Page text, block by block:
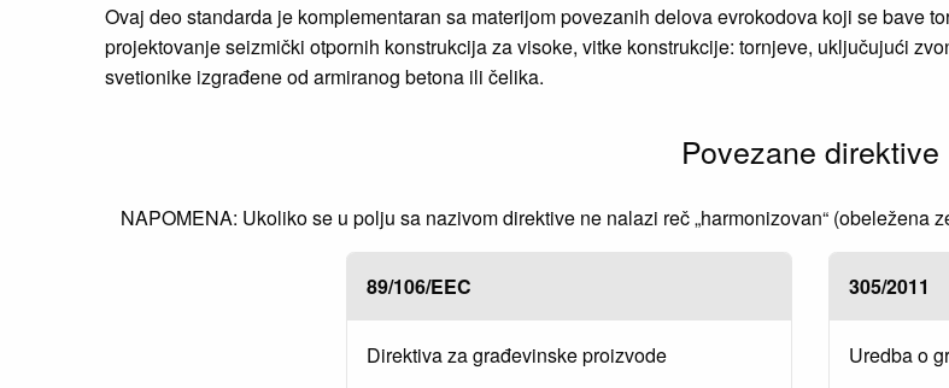
Ovaj deo standarda je komplementaran sa materijom povezanih delova evrokodova koji se bave
projektovanje seizmički otpornih konstrukcija za visoke, vitke konstrukcije: tornjeve, uključujući
svetionike izgrađene od armiranog betona ili čelika.
Povezane direktive
NAPOMENA: Ukoliko se u polju sa nazivom direktive ne nalazi reč „harmonizovan“
89/106/EEC
Direktiva za građevinske proizvode
305/2011
Uredba o